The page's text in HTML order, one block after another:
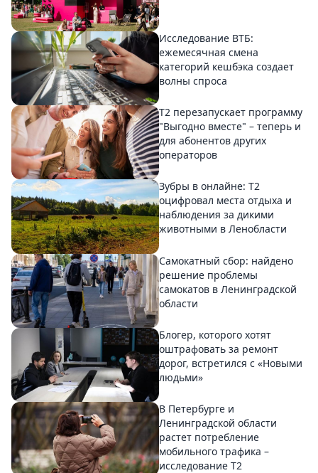
Исследование ВТБ:
ежемесячная смена
категорий кешбэка создает
волны спроса
Т2 перезапускает программу
"Выгодно вместе" – теперь и
для абонентов других
операторов
Зубры в онлайне: Т2
оцифровал места отдыха и
наблюдения за дикими
животными в Ленобласти
Самокатный сбор: найдено
решение проблемы
самокатов в Ленинградской
области
Блогер, которого хотят
оштрафовать за ремонт
дорог, встретился с «Новыми
людьми»
В Петербурге и
Ленинградской области
растет потребление
мобильного трафика –
исследование T2